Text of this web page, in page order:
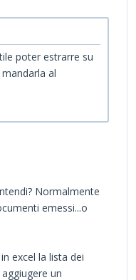
poter estrarre su
al
Normalmente
emessi...o
excel la lista dei
un